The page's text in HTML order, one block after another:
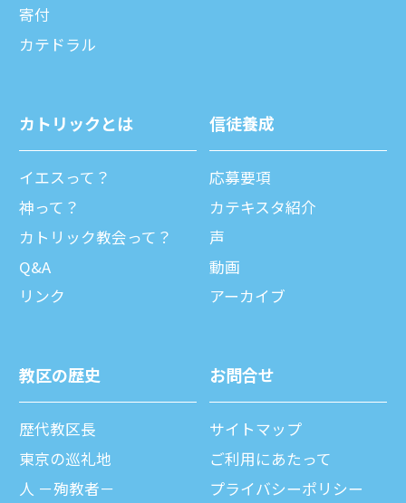
寄付
カテドラル
カトリックとは
イエスって？
神って？
カトリック教会って？
Q&A
リンク
信徒養成
応募要項
カテキスタ紹介
声
動画
アーカイブ
教区の歴史
歴代教区⻑
東京の巡礼地
⼈ －殉教者－
お問合せ
サイトマップ
ご利⽤にあたって
プライバシーポリシー